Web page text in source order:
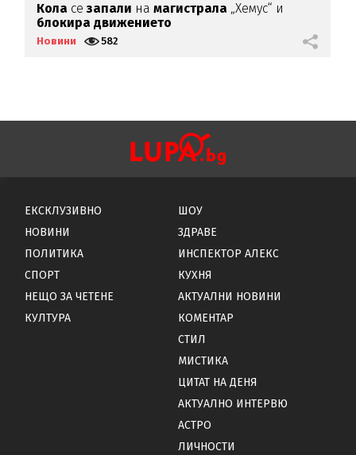
Кола сезапали намагистрала „Хемус“ и
блокира движението
Новини 582
ЕКСКЛУЗИВНО
НОВИНИ
ПОЛИТИКА
СПОРТ
НЕЩО ЗА ЧЕТЕНЕ
КУЛТУРА
ШОУ
ЗДРАВЕ
ИНСПЕКТОР АЛЕКС
КУХНЯ
АКТУАЛНИ НОВИНИ
КОМЕНТАР
СТИЛ
МИСТИКА
ЦИТАТ НА ДЕНЯ
АКТУАЛНО ИНТЕРВЮ
АСТРО
ЛИЧНОСТИ